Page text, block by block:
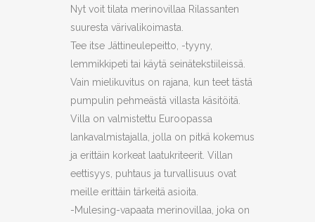
Nyt voit tilata merinovillaa Rilassanten
suuresta värivalikoimasta.
Tee itse Jättineulepeitto, -tyyny,
lemmikkipeti tai käytä seinätekstiileissä.
Vain mielikuvitus on rajana, kun teet tästä
pumpulin pehmeästä villasta käsitöitä.
Villa on valmistettu Euroopassa
lankavalmistajalla, jolla on pitkä kokemus
ja erittäin korkeat laatukriteerit. Villan
eettisyys, puhtaus ja turvallisuus ovat
meille erittäin tärkeitä asioita.
-Mulesing-vapaata merinovillaa, joka on